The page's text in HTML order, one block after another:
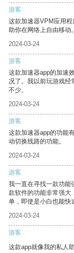
游客
这款加速器VPM应用
助你在网络上自由移动。
2024-03-24
游客
这款加速器app的加速
况了。我以前玩游戏经
不少。
2024-03-24
游客
这款加速器app的功能
动切换线路的功能。
2024-03-24
游客
我一直在寻找一款功能
款软件的功能非常强大
单，即使是小白也能快
2024-03-24
游客
这款app就像我的私人